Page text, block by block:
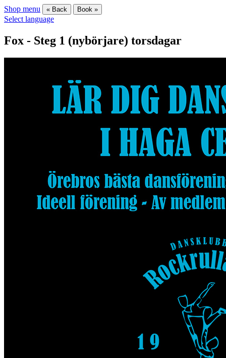
Shop menu « Back Book »
Select language
Fox - Steg 1 (nybörjare) torsdagar